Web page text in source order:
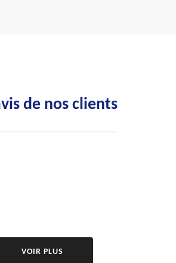
de nos clients
VOIR PLUS